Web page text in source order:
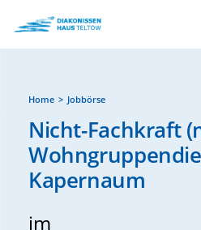
Home Jobbörse
Nicht-Fachkraft
Kapernaum
im